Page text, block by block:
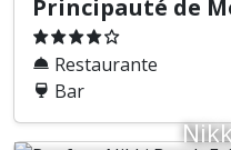
Principauté de
Restaurante
Bar